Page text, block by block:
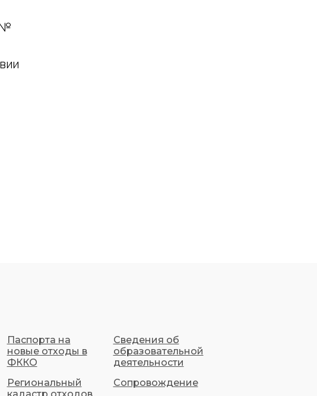
№
Паспорта на
новые отходы в
ФККО
Региональный
Сведения об
образовательной
деятельности
Сопровождение